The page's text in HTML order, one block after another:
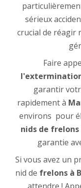
sérieux
crucial de réagir
Faire
garantir
rapidement à
environs pour
nids de frelons
garantie
Si vous avez un
nid de frelons à